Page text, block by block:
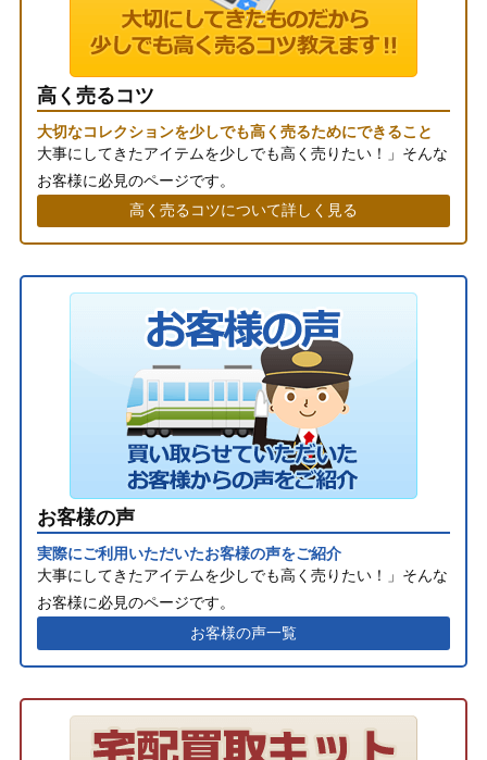
高く売るコツ
大切なコレクションを少しでも高く売るためにできること
大事にしてきたアイテムを少しでも高く売りたい！」そんな
お客様に必見のページです。
高く売るコツについて詳しく見る
お客様の声
実際にご利用いただいたお客様の声をご紹介
大事にしてきたアイテムを少しでも高く売りたい！」そんな
お客様に必見のページです。
お客様の声一覧